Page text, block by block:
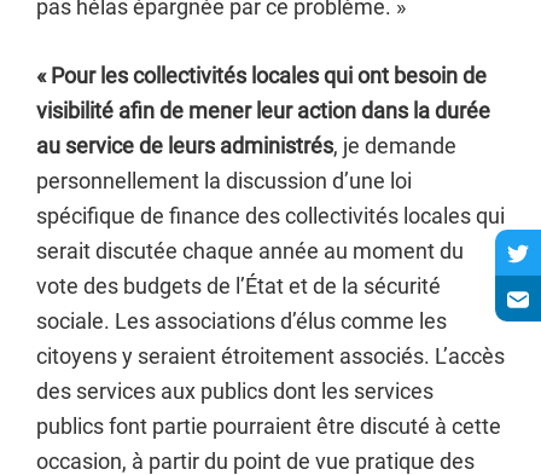
pas hélas épargnée par ce problème. »
« Pour les collectivités locales qui ont besoin de
visibilité afin de mener leur action dans la durée
au service de leurs administrés, je demande
personnellement la discussion d’une loi
spécifique de finance des collectivités locales qui
serait discutée chaque année au moment du
vote des budgets de l’État et de la sécurité
sociale. Les associations d’élus comme les
citoyens y seraient étroitement associés. L’accès
des services aux publics dont les services
publics font partie pourraient être discuté à cette
occasion, à partir du point de vue pratique des